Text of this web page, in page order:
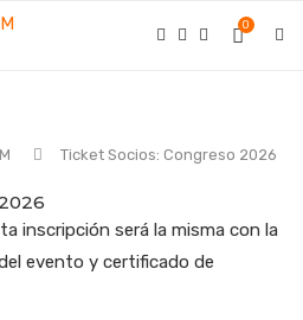
0
Ticket Socios: Congreso 2026
inscripción será la misma con la
evento y certificado de